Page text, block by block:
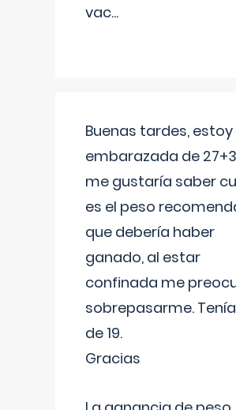
vac...
Buenas tardes, estoy
embarazada de
me gustaría saber
es el peso
que debería haber
ganado, al estar
confinada me
sobrepasarme. Tenía
de 19.
Gracias